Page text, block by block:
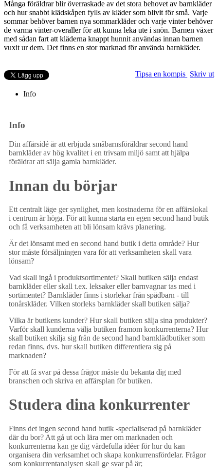
Många föräldrar blir överraskade av det stora behovet av barnkläder
och hur snabbt klädskåpen fylls av kläder som blivit för små. Varje
sommar behöver barnen nya sommarkläder och varje vinter behöver
de varma vinter-overaller för att kunna leka ute i snön. Barnen växer
med sådan fart att kläderna knappt hunnit användas innan barnen
vuxit ur dem. Det finns en stor marknad för använda barnkläder.
Tipsa en kompis Skriv ut
Info
Info
Din affärsidé är att erbjuda småbarnsföräldrar second hand
barnkläder av hög kvalitet i en trivsam miljö samt att hjälpa
föräldrar att sälja gamla barnkläder.
Innan du börjar
Ett centralt läge ger synlighet, men kostnaderna för en affärslokal
i centrum är höga. För att kunna starta en egen second hand butik
och få verksamheten att bli lönsam krävs planering.
Är det lönsamt med en second hand butik i detta område? Hur
stor måste försäljningen vara för att verksamheten skall vara
lönsam?
Vad skall ingå i produktsortimentet? Skall butiken sälja endast
barnkläder eller skall t.ex. leksaker eller barnvagnar tas med i
sortimentet? Barnkläder finns i storlekar från spädbarn - till
tonårskläder. Vilken storleks barnkläder skall butiken sälja?
Vilka är butikens kunder? Hur skall butiken sälja sina produkter?
Varför skall kunderna välja butiken framom konkurrenterna? Hur
skall butiken skilja sig från de second hand barnklädbutiker som
redan finns, dvs. hur skall butiken differentiera sig på
marknaden?
För att få svar på dessa frågor måste du bekanta dig med
branschen och skriva en affärsplan för butiken.
Studera dina konkurrenter
Finns det ingen second hand butik -specialiserad på barnkläder
där du bor? Att gå ut och lära mer om marknaden och
konkurrenterna kan ge dig värdefulla idéer för hur du kan
organisera din verksamhet och skapa konkurrensfördelar. Frågor
som konkurrentanalysen skall ge svar på är;